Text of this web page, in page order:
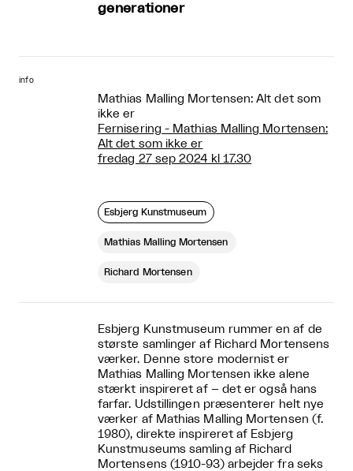
generationer
info
Mathias Malling Mortensen: Alt det som
ikke er
Fernisering - Mathias Malling Mortensen:
Alt det som ikke er
fredag 27 sep 2024 kl 17.30
Esbjerg Kunstmuseum
Mathias Malling Mortensen
Richard Mortensen
Esbjerg Kunstmuseum rummer en af de
største samlinger af Richard Mortensens
værker. Denne store modernist er
Mathias Malling Mortensen ikke alene
stærkt inspireret af – det er også hans
farfar. Udstillingen præsenterer helt nye
værker af Mathias Malling Mortensen (f.
1980), direkte inspireret af Esbjerg
Kunstmuseums samling af Richard
Mortensens (1910-93) arbejder fra seks